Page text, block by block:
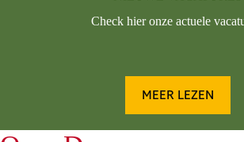
Check hier onze actuele
MEER LEZEN